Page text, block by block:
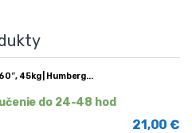
45kg | Humberg
21,00€
do 24-48 hod